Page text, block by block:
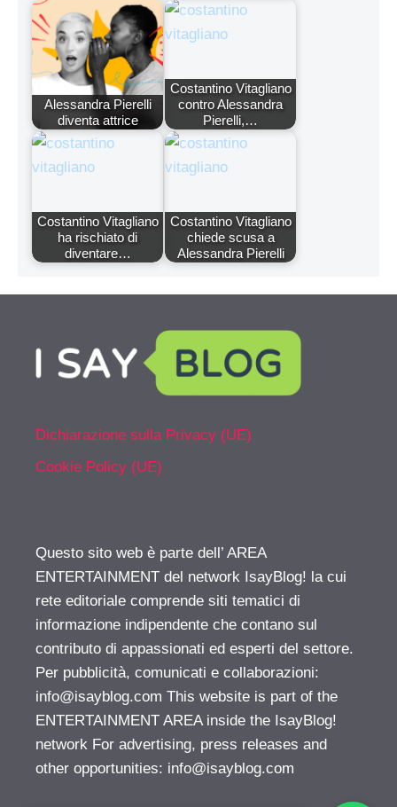
Alessandra Pierelli
diventa attrice
Costantino Vitagliano
contro Alessandra
Pierelli,…
Costantino Vitagliano
ha rischiato di
diventare…
Costantino Vitagliano
chiede scusa a
Alessandra Pierelli
Dichiarazione sulla Privacy (UE)
Cookie Policy (UE)
Questo sito web è parte dell’ AREA
ENTERTAINMENT del network IsayBlog! la cui
rete editoriale comprende siti tematici di
informazione indipendente che contano sul
contributo di appassionati ed esperti del settore.
Per pubblicità, comunicati e collaborazioni:
info@isayblog.com This website is part of the
ENTERTAINMENT AREA inside the IsayBlog!
network For advertising, press releases and
other opportunities: info@isayblog.com